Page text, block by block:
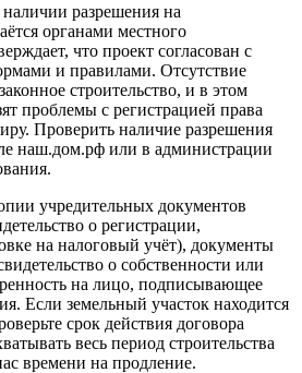
разрешения на
органами местного
что проект согласован с
и правилами. Отсутствие
строительство, и в этом
проблемы с регистрацией права
Проверить наличие разрешения
наш.дом.рф или в администрации
учредительных документов
о регистрации,
на налоговый учёт), документы
о собственности или
на лицо, подписывающее
Если земельный участок находится
срок действия договора
весь период строительства
времени на продление.